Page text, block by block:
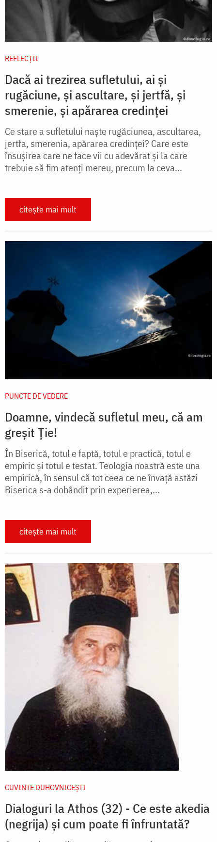
REFLECȚII
Dacă ai trezirea sufletului, ai și
rugăciune, și ascultare, și jertfă, și
smerenie, și apărarea credinței
Ce stare a sufletului naște rugăciunea, ascultarea,
jertfa, smerenia, apărarea credinței? Care este
însușirea care ne face vii cu adevărat și la care
trebuie să fim atenți mereu, precum la ceva...
citește mai mult
PUNCTE DE VEDERE
Doamne, vindecă sufletul meu, că am
greșit Ție!
În Biserică, totul e faptă, totul e practică, totul e
empiric și totul e testat. Teologia noastră este una
empirică, în sensul că tot ceea ce ne învață astăzi
Biserica s-a dobândit prin experierea,...
citește mai mult
CUVINTE DUHOVNICEȘTI
Dialoguri la Athos (32) - Ce este akedia
(negrija) şi cum poate fi înfruntată?